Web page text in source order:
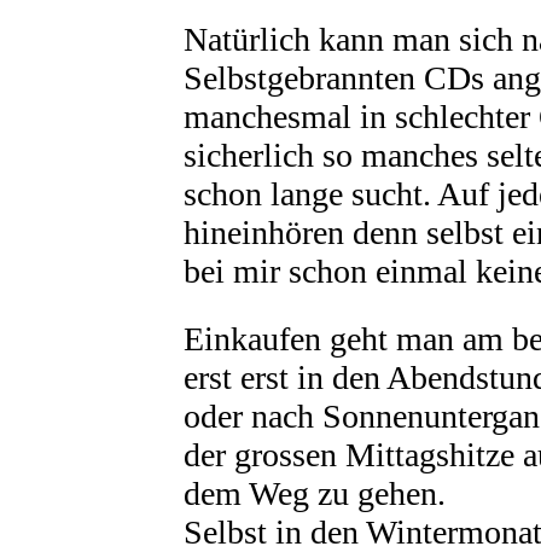
Natürlich kann man sich
Selbstgebrannten CDs
manchesmal in
sicherlich so manches
schon lange sucht. Auf
hineinhören denn selbst
bei mir schon einmal
Einkaufen geht man am
erst erst in den
oder nach
der grossen Mittagshitze
dem Weg zu gehen.
Selbst in den